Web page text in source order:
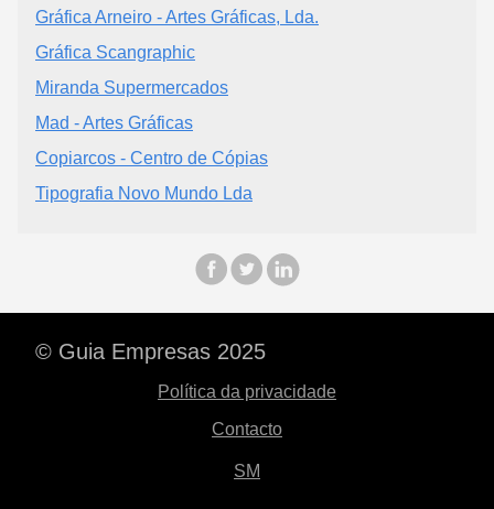
Gráfica Arneiro - Artes Gráficas, Lda.
Gráfica Scangraphic
Miranda Supermercados
Mad - Artes Gráficas
Copiarcos - Centro de Cópias
Tipografia Novo Mundo Lda
© Guia Empresas 2025
Política da privacidade
Contacto
SM